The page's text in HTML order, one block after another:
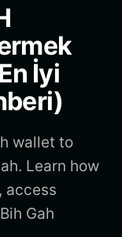
İyi
wallet to
Learn how
access
Gah